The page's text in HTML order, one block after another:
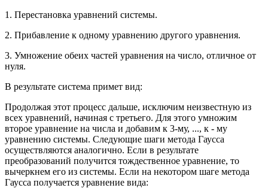
1. Перестановка уравнений системы.
2. Прибавление к одному уравнению другого уравнения.
3. Умножение обеих частей уравнения на число, отличное от
нуля.
В результате система примет вид:
Продолжая этот процесс дальше, исключим неизвестную из
всех уравнений, начиная с третьего. Для этого умножим
второе уравнение на числа и добавим к 3-му, ..., к - му
уравнению системы. Следующие шаги метода Гаусса
осуществляются аналогично. Если в результате
преобразований получится тождественное уравнение, то
вычеркнем его из системы. Если на некотором шаге метода
Гаусса получается уравнение вида: